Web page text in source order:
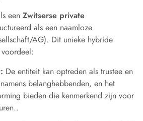
een Zwitserse private
als een naamloze
AG). Dit unieke hybride
De entiteit kan optreden als trustee en
belanghebbenden, en het
bieden die kenmerkend zijn voor
.